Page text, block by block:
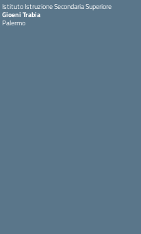
Istituto Istruzione Secondaria Superiore
Gioeni Trabia
Palermo